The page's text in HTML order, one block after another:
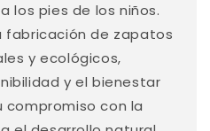
los pies de los niños.
fabricación de zapatos
y ecológicos,
y el bienestar
compromiso con la